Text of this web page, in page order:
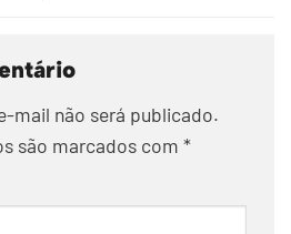
mail não será publicado.
são marcados com *